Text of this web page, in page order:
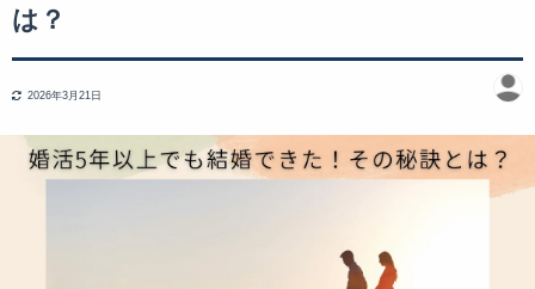
は？
2026年3月21日